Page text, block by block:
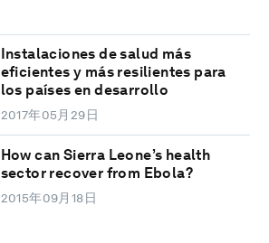
Instalaciones de salud más
eficientes y más resilientes para
los países en desarrollo
2017年05月29日
How can Sierra Leone’s health
sector recover from Ebola?
2015年09月18日